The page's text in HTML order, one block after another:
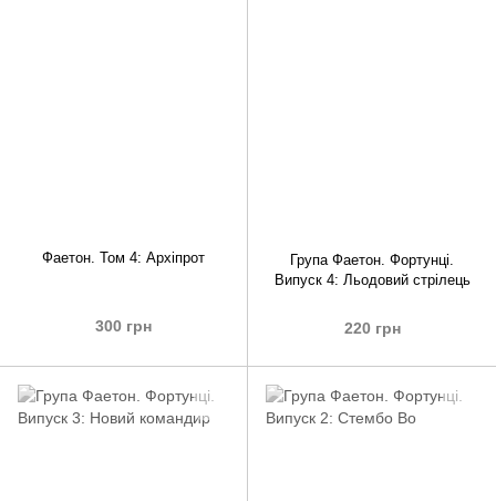
Фаетон. Том 4: Архіпрот
300 грн
Група Фаетон. Фортунці.
Випуск 4: Льодовий стрілець
220 грн